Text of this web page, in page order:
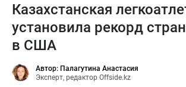
Казахстанская
установила рекорд
в США
Автор: Палагутина Анастасия
Эксперт, редактор Offside.kz